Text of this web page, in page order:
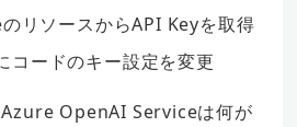
リソースからAPI Keyを取得
コードのキー設定を変更
OpenAI Serviceは何が